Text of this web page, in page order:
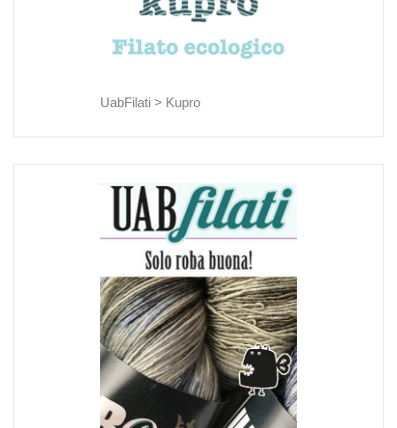
UabFilati > Kupro